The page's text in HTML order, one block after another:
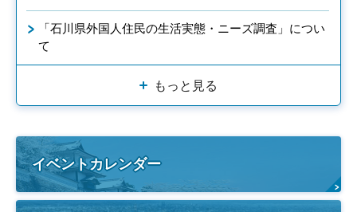
「石川県外国人住民の生活実態・ニーズ調査」につい
て
もっと見る
イベントカレンダー